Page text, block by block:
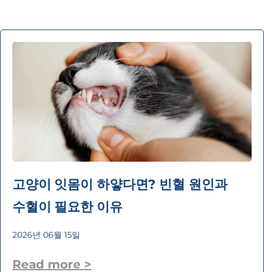
고양이 잇몸이 하얗다면? 빈혈 원인과
수혈이 필요한 이유
2026년 06월 15일
Read more >